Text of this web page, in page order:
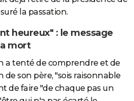
la passation.
heureux" : le message
mort
a tenté de comprendre et de
son père, "sois raisonnable
de faire "de chaque pas un